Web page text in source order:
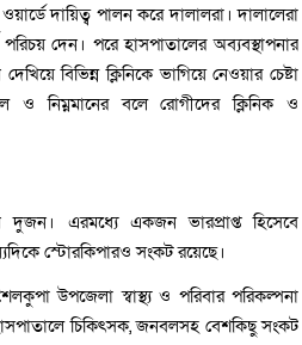
দায়িত্ব পালন করে দালালরা। দালালেরা
দেন। পরে হাসপাতালের অব্যবস্থাপনার
বিভিন্ন ক্লিনিকে ভাগিয়ে নেওয়ার চেষ্টা
ও নিম্নমানের বলে রোগীদের ক্লিনিক ও
দুজন। এরমধ্যে একজন ভারপ্রাপ্ত হিসেবে
স্টোরকিপারও সংকট রয়েছে।
উপজেলা স্বাস্থ্য ও পরিবার পরিকল্পনা
চিকিৎসক, জনবলসহ বেশকিছু সংকট